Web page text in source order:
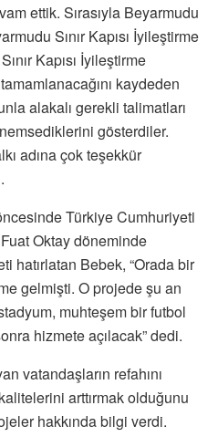
ettik. Sırasıyla Beyarmudu
Sınır Kapısı İyileştirme
Kapısı İyileştirme
kaydeden
alakalı gerekli talimatları
gösterdiler.
adına çok teşekkür
Türkiye Cumhuriyeti
Fuat Oktay döneminde
hatırlatan Bebek, “Orada bir
gelmişti. O projede şu an
muhteşem bir futbol
hizmete açılacak” dedi.
vatandaşların refahını
arttırmak olduğunu
hakkında bilgi verdi.